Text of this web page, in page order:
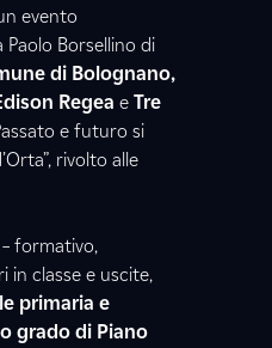
evento
Borsellino di
di Bolognano,
Regea e Tre
e futuro si
rivolto alle
formativo,
classe e uscite,
primaria e
grado di Piano